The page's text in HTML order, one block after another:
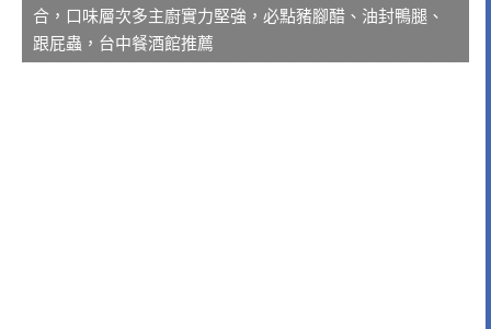
合，口味層次多主廚實力堅強，必點豬腳醋、油封鴨腿、
跟屁蟲，台中餐酒館推薦